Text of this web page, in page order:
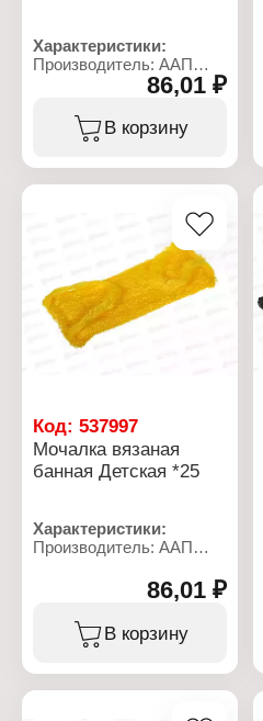
Характеристики:
Производитель: ААП
Шахтерская
Тип товара: Мочалка для
Особенность: вязаная
Размер без ручек: 40х12
Материал: нейлон,
поролон
86,01 ₽
В корзину
Код: 537997
Мочалка вязаная
банная Детская *25
Характеристики:
Производитель: ААП
Торговая марка:
Тип товара: Мочалка для
Название: "Детская"
Особенность: вязаная
Размер без ручек: 29х11
86,01 ₽
В корзину